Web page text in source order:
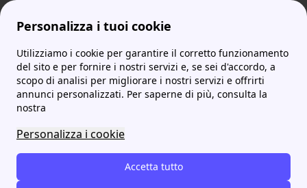
Personalizza i tuoi cookie
Utilizziamo i cookie per garantire il corretto funzionamento
del sito e per fornire i nostri servizi e, se sei d'accordo, a
scopo di analisi per migliorare i nostri servizi e offrirti
annunci personalizzati. Per saperne di più, consulta la
nostra
Personalizza i cookie
Accetta tutto
ProntoBolletta Arriva la Community Energia di Prontobolletta!
Arriva la Community
Energia di Prontobolletta!
Negli ultimi decenni parecchi studi hanno
dimostrato come la maggior parte degli utenti